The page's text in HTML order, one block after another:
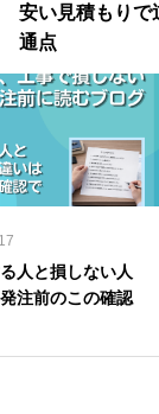
安い見積もりで
通点
人と損しない人
注前のこの確認